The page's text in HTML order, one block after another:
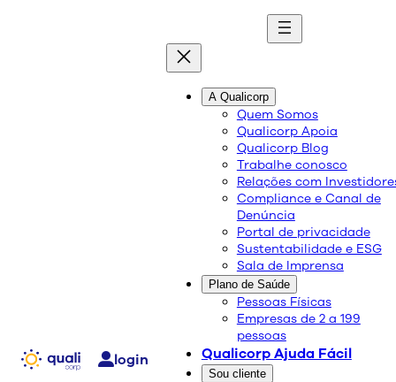
login
A Qualicorp
Quem Somos
Qualicorp Apoia
Qualicorp Blog
Trabalhe conosco
Relações com
Compliance e Canal de
Denúncia
Portal de privacidade
Sustentabilidade e ESG
Sala de Imprensa
Plano de Saúde
Pessoas Físicas
Empresas de 2 a 199
pessoas
Qualicorp Ajuda Fácil
Sou cliente
Qualicorp realiza
palestra online sobre o
novo coronavírus